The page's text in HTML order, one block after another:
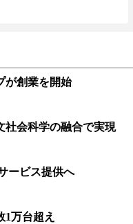
が創業を開始
社会科学の融合で実現
ービス提供へ
万台超え